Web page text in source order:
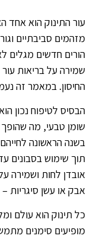
עור התינוק הוא אחד
מזהמים סביבתיים
הורים חדשים מגלים
שמירה על בריאות
החיסון. במאמר זה
הבסיס לטיפוח נכון
בשנה הראשונה
תוך שימוש בסבונים
אובדן לחות ושמירה
אבק או עשן סיגריות
כל תינוק הוא עולם
מופיעים סימנים